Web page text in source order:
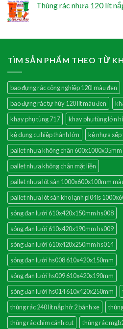
Thùng rác nhựa 120 lít
TÌM SẢN PHẨM THEO TỪ
bao đựng rác công nghiệp 120l màu đen
bao đựng rác tự hủy 120 lít màu đen
khay phụ tùng 717
khay phụ tùng lớn
kệ dụng cụ hiệp thành lớn
kệ nhựa xếp
pallet nhựa không chân 600x1000x35mm
pallet nhựa không chân mặt liền
pallet nhựa lót sàn 1000x600x100mm
pallet nhựa lót sàn kho lạnh pl04ls
sóng đan lưới 610x420x150mm hs008
sóng đan lưới 610x420x190mm hs009
sóng đan lưới 610x420x250mm hs014
sóng đan lưới hs008 610x420x150mm
sóng đan lưới hs009 610x420x190mm
sóng đan lưới hs014 610x420x250mm
thùng rác 240 lít nắp hở 2 bánh xe
thùng rác chim cánh cụt
thùng rác